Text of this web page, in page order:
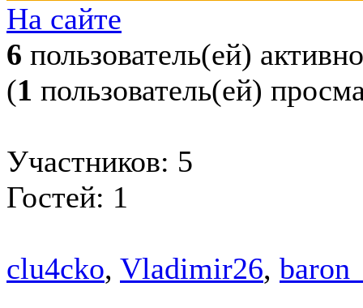
На сайте
6 пользователь(ей) активно
(1 пользователь(ей)
Участников: 5
Гостей: 1
clu4cko, Vladimir26,